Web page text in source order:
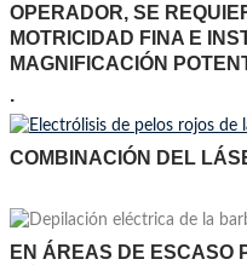
OPERADOR, SE
MOTRICIDAD FINA E
MAGNIFICACIÓN
.
COMBINACIÓN DEL
EN ÁREAS DE ESCASO